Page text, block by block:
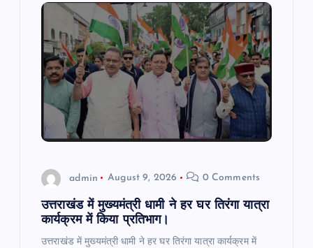
admin August 9, 2026 0 Comments
उत्तराखंड में मुख्यमंत्री धामी ने हर घर तिरंगा यात्रा
कार्यक्रम में किया प्रतिभाग।
उत्तराखंड में मुख्यमंत्री धामी ने हर घर तिरंगा यात्रा कार्यक्रम में